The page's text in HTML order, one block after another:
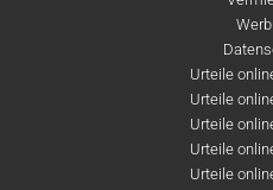
Urteile
Urteile
Urteile
Urteile
Urteile